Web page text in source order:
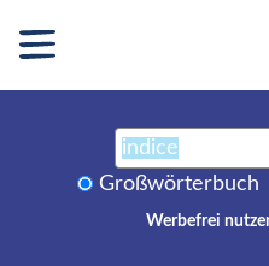
Großwörterbuch
Werbefrei